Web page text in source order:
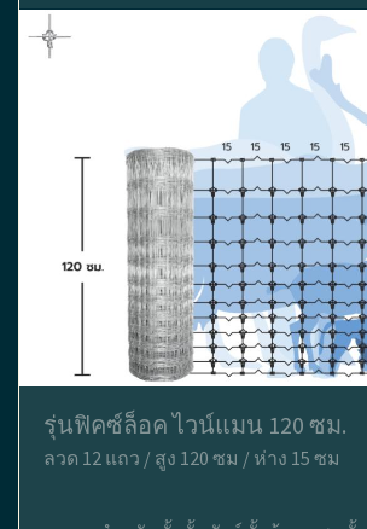
รุ่นฟิคซ์ล็อค ไวน์แมน 120 ซม.
ลวด 12 แถว / สูง 120 ซม / ห่าง 15 ซม